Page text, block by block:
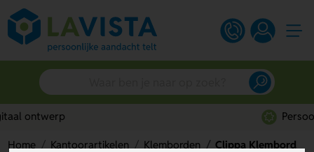
Home Kantoorartikelen Klemborden Clippa Klembord